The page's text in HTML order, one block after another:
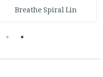
Breathe Spiral Lin
1
2